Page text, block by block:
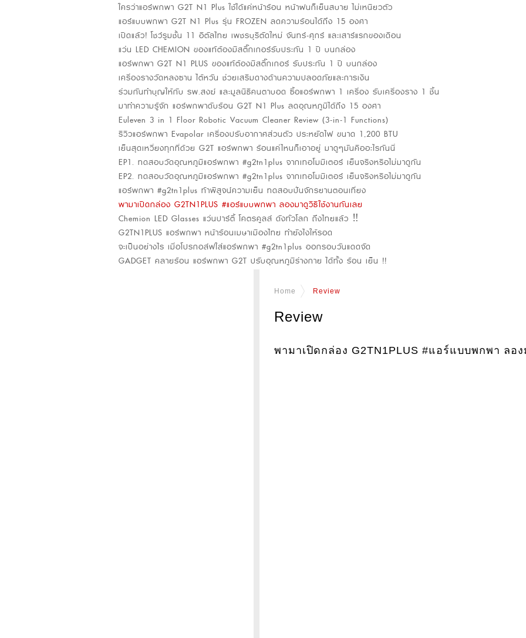
ใครว่าแอร์พกพา G2T N1 Plus ใช้ได้แค่หน้าร้อน หน้าฝนก็เย็นสบาย ไม่เหนียวตัว
แอร์แบบพกพา G2T N1 Plus รุ่น FROZEN ลดความร้อนได้ถึง 15 องศา
เปิดแล้ว! โชว์รูมชั้น 11 อิตัลไทย เพชรบุรีตัดใหม่ จันทร์-ศุกร์ และเสาร์แรกของเดือน
แว่น LED CHEMION ของแท้ต้องมีสติ๊กเกอร์รับประกัน 1 ปี บนกล่อง
แอร์พกพา G2T N1 PLUS ของแท้ต้องมีสติ๊กเกอร์ รับประกัน 1 ปี บนกล่อง
เครื่องรางวัดหลงซาน ไต้หวัน ช่วยเสริมดางด้านความปลอดภัยและการเงิน
ร่วมกันทำบุญให้กับ รพ.สงฆ์ และมูลนิธิคนตาบอด ซื้อแอร์พกพา 1 เครื่อง รับเครื่องราง 1 ชิ้น
มาทำความรู้จัก แอร์พกพาดับร้อน G2T N1 Plus ลดอุณหภูมิได้ถึง 15 องศา
Euleven 3 in 1 Floor Robotic Vacuum Cleaner Review (3-in-1 Functions)
รีวิวแอร์พกพา Evapolar เครื่องปรับอากาศส่วนตัว ประหยัดไฟ ขนาด 1,200 BTU
เย็นสุดเหวี่ยงทุกที่ด้วย G2T แอร์พกพา ร้อนแค่ไหนก็เอาอยู่ มาดูๆมันคืออะไรกันนี่
EP1. ทดสอบวัดอุณหภูมิแอร์พกพา #g2tn1plus จากเทอโมมิเตอร์ เย็นจริงหรือไม่มาดูกัน
EP2. ทดสอบวัดอุณหภูมิแอร์พกพา #g2tn1plus จากเทอโมมิเตอร์ เย็นจริงหรือไม่มาดูกัน
แอร์พกพา #g2tn1plus ท้าพิสูจน์ความเย็น ทดสอบปั่นจักรยานตอนเที่ยง
พามาเปิดกล่อง G2TN1PLUS #แอร์แบบพกพา ลองมาดูวิธีใช้งานกันเลย
Chemion LED Glasses แว่นปาร์ตี้ โคตรคูลล์ ดังทั่วโลก ถึงไทยแล้ว ‼️
G2TN1PLUS แอร์พกพา หน้าร้อนเมษาเมืองไทย ทำยังไงให้รอด
จะเป็นอย่างไร เมื่อโปรกอล์ฟใส่แอร์พกพา #g2tn1plus ออกรอบวันแดดจัด
GADGET คลายร้อน แอร์พกพา G2T ปรับอุณหภูมิร่างกาย ได้ทั้ง ร้อน เย็น !!
Home Review
Review
พามาเปิดกล่อง G2TN1PLUS #แอร์แบบพกพา ลอ